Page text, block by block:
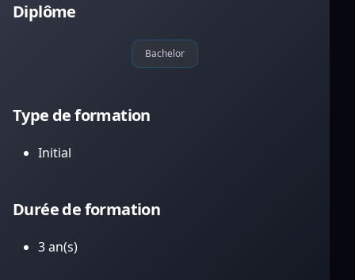
Diplôme
Bachelor
Type de formation
Initial
Durée de formation
3 an(s)